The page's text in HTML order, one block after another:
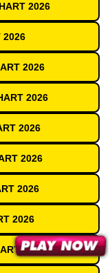
2026
2026
2026
2026
2026
2026
2026
2026
2026